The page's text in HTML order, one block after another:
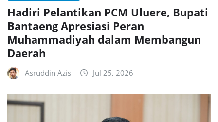
Hadiri Pelantikan PCM Uluere, Bupati
Bantaeng Apresiasi Peran
Muhammadiyah dalam Membangun
Daerah
Asruddin Azis Jul 25, 2026